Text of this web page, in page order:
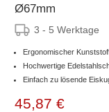
Ø67mm
3 - 5 Werktage
Ergonomischer
Hochwertige
Einfach zu lösende
45,87 €